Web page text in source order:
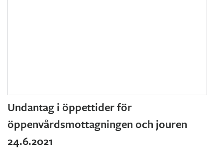
Undantag i öppettider för
öppenvårdsmottagningen och jouren
24.6.2021